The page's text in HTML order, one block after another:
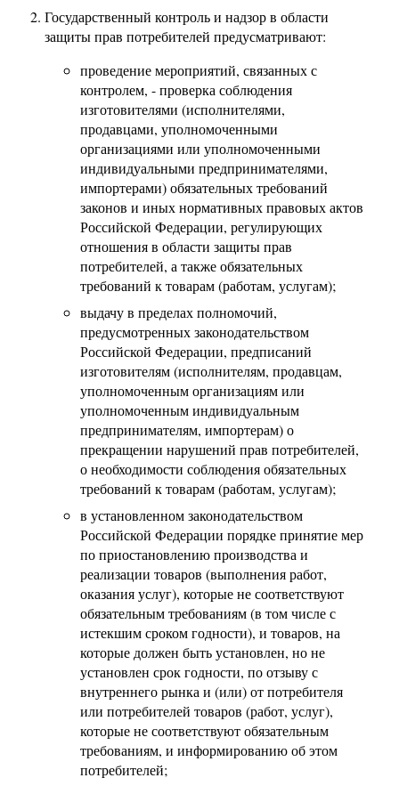
Государственный контроль и надзор в области
защиты прав потребителей предусматривают:
проведение мероприятий, связанных с
контролем, - проверка соблюдения
изготовителями (исполнителями,
продавцами, уполномоченными
организациями или уполномоченными
индивидуальными предпринимателями,
импортерами) обязательных требований
законов и иных нормативных правовых актов
Российской Федерации, регулирующих
отношения в области защиты прав
потребителей, а также обязательных
требований к товарам (работам, услугам);
выдачу в пределах полномочий,
предусмотренных законодательством
Российской Федерации, предписаний
изготовителям (исполнителям, продавцам,
уполномоченным организациям или
уполномоченным индивидуальным
предпринимателям, импортерам) о
прекращении нарушений прав потребителей,
о необходимости соблюдения обязательных
требований к товарам (работам, услугам);
в установленном законодательством
Российской Федерации порядке принятие мер
по приостановлению производства и
реализации товаров (выполнения работ,
оказания услуг), которые не соответствуют
обязательным требованиям (в том числе с
истекшим сроком годности), и товаров, на
которые должен быть установлен, но не
установлен срок годности, по отзыву с
внутреннего рынка и (или) от потребителя
или потребителей товаров (работ, услуг),
которые не соответствуют обязательным
требованиям, и информированию об этом
потребителей;